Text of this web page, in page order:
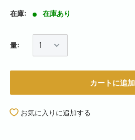
在庫: 在庫あり
量:
カートに追加
お気に入りに追加する